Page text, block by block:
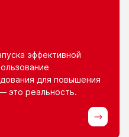
эффективной
для повышения
это реальность.